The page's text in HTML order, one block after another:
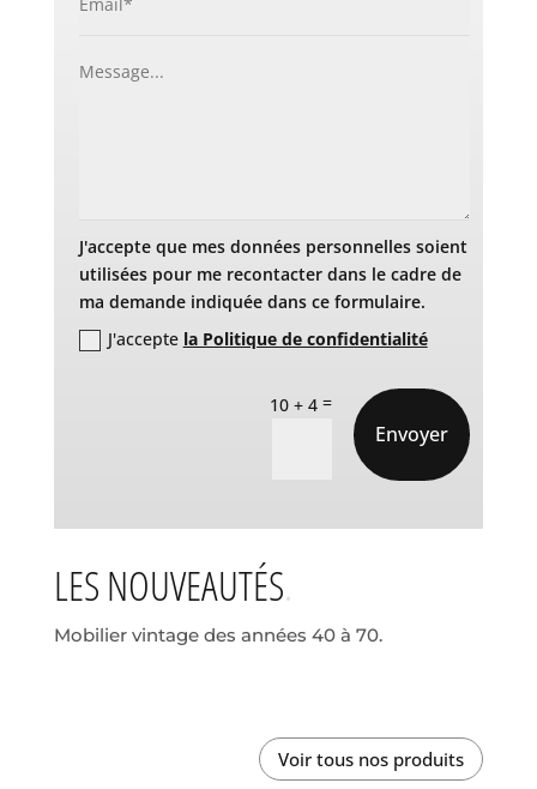
J'accepte que mes données personnelles soient
utilisées pour me recontacter dans le cadre de
ma demande indiquée dans ce formulaire.
J'accepte la Politique de confidentialité
10 + 4 =
Envoyer
LES NOUVEAUTÉS
Mobilier vintage des années 40 à 70.
Voir tous nos produits